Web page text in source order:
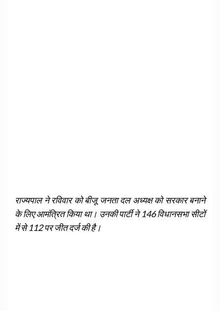
राज्यपाल ने रविवार को बीजू जनता दल अध्यक्ष को सरकार बनाने
के लिए आमंत्रित किया था। उनकी पार्टी ने 146 विधानसभा सीटों
में से 112 पर जीत दर्ज की है।